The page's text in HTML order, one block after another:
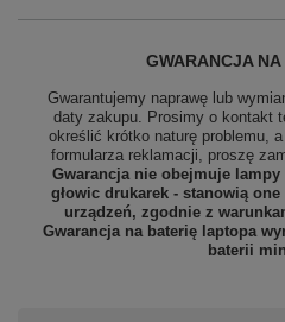
GWARANCJA NA
Gwarantujemy naprawę lub
daty zakupu. Prosimy o kontakt
określić krótko naturę problemu,
formularza reklamacji, proszę
Gwarancja nie obejmuje
głowic drukarek - stanowią
urządzeń, zgodnie z
Gwarancja na baterię laptopa
baterii